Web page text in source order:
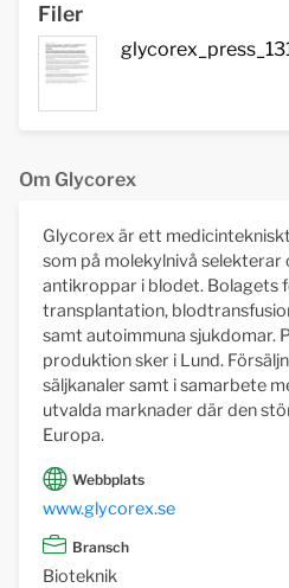
Filer
Om Glycorex
Glycorex är ett
som på molekylnivå selekterar
antikroppar i blodet. Bolagets
transplantation,
samt autoimmuna sjukdomar.
produktion sker i Lund.
säljkanaler samt i samarbete
utvalda marknader där den
Europa.
Webbplats
www.glycorex.se
Bransch
Bioteknik